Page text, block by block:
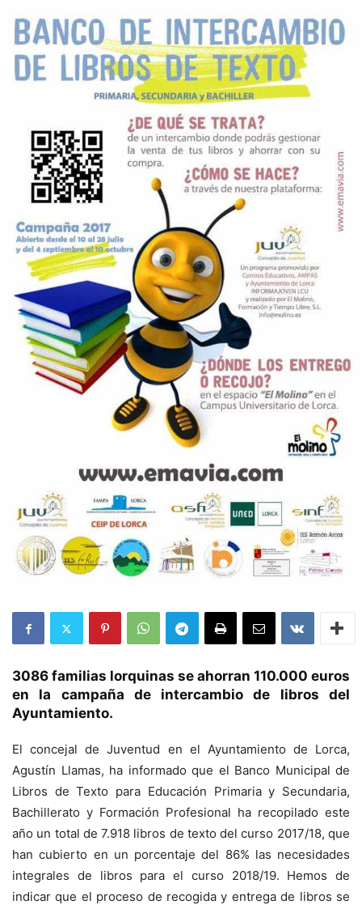
3086 familias lorquinas se ahorran 110.000 euros
en la campaña de intercambio de libros del
Ayuntamiento.
El concejal de Juventud en el Ayuntamiento de Lorca,
Agustín Llamas, ha informado que el Banco Municipal de
Libros de Texto para Educación Primaria y Secundaria,
Bachillerato y Formación Profesional ha recopilado este
año un total de 7.918 libros de texto del curso 2017/18, que
han cubierto en un porcentaje del 86% las necesidades
integrales de libros para el curso 2018/19. Hemos de
indicar que el proceso de recogida y entrega de libros se